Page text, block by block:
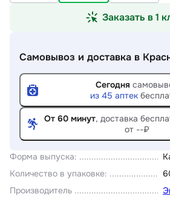
Форма выпуска:
Количество в упаковке:
Производитель
Заказать в 1
Самовывоз и доставка в
Сегодня
из 45 аптек
От 60 минут, доставка
от --₽